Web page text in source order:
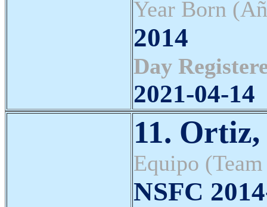
Year Born
2014
Day
2021-04-14
11.
Equipo
NSFC